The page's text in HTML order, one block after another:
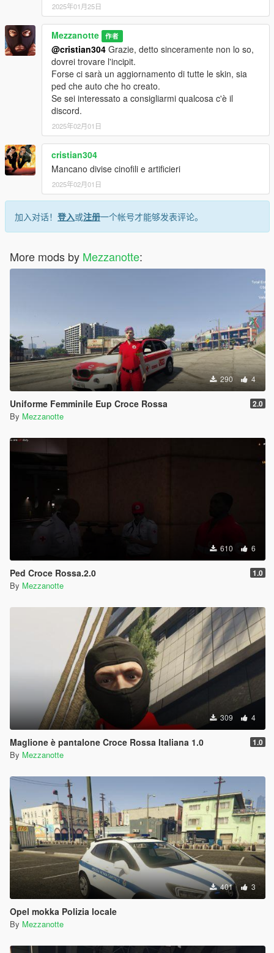
2025年01月25日
Mezzanotte 作者
@cristian304 Grazie, detto sinceramente non lo so,
dovrei trovare l'incipit.
Forse ci sarà un aggiornamento di tutte le skin, sia
ped che auto che ho creato.
Se sei interessato a consigliarmi qualcosa c'è il
discord.
2025年02月01日
cristian304
Mancano divise cinofili e artificieri
2025年02月01日
加入对话！ 登入或注册一个帐号才能够发表评论。
More mods by Mezzanotte:
290 4
Uniforme Femminile Eup Croce Rossa 2.0
By Mezzanotte
610 6
Ped Croce Rossa.2.0 1.0
By Mezzanotte
309 4
Maglione è pantalone Croce Rossa Italiana 1.0 1.0
By Mezzanotte
401 3
Opel mokka Polizia locale
By Mezzanotte